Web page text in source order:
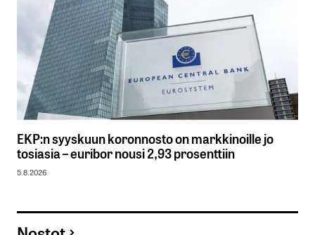
EKP:n syyskuun koronnosto on markkinoille jo
tosiasia – euribor nousi 2,93 prosenttiin
5.8.2026